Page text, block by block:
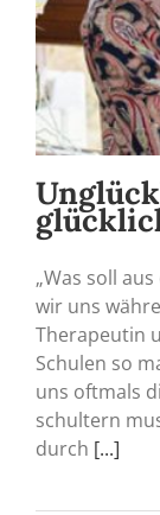
„Was soll
wir uns
Therapeutin
Schulen so
uns oftmals
schultern
durch [...]